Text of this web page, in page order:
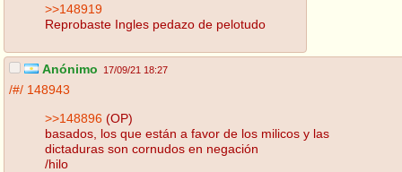
>>148919
Reprobaste Ingles pedazo de pelotudo
Anónimo 17/09/21 18:27
/#/ 148943
>>148896 (OP)
basados, los que están a favor de los milicos y las
dictaduras son cornudos en negación
/hilo